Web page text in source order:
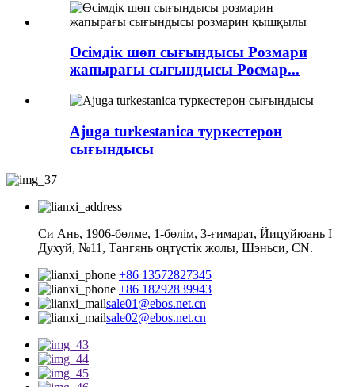
Өсімдік шөп сығындысы Розмари
жапырағы сығындысы Росмар...
Ajuga turkestanica туркестерон
сығындысы
Си Ань, 1906-бөлме, 1-бөлім, 3-ғимарат, Йицуйюань I
Духуй, №11, Тангянь оңтүстік жолы, Шэньси, CN.
+86 13572827345
+86 18292839943
sale01@ebos.net.cn
sale02@ebos.net.cn